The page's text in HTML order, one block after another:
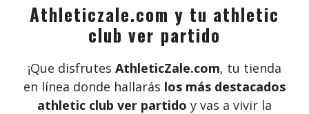
Athleticzale.com y tu athletic
club ver partido
¡Que disfrutes AthleticZale.com, tu tienda
en línea donde hallarás los más destacados
athletic club ver partido y vas a vivir la